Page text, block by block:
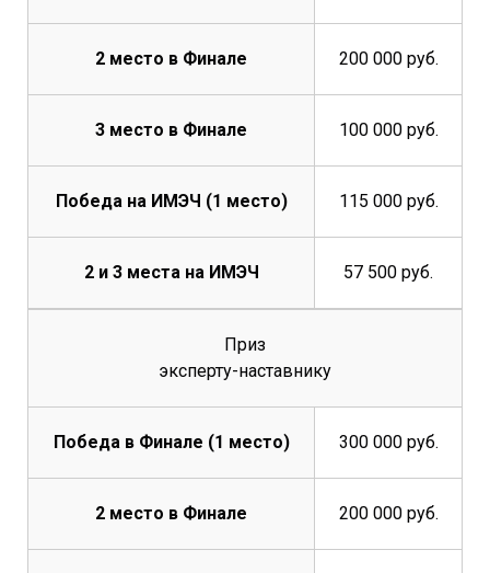
2 место в Финале 200 000 руб.
3 место в Финале 100 000 руб.
Победа на ИМЭЧ (1 место) 115 000 руб.
2 и 3 места на ИМЭЧ 57 500 руб.
Приз
эксперту-наставнику
Победа в Финале (1 место) 300 000 руб.
2 место в Финале 200 000 руб.